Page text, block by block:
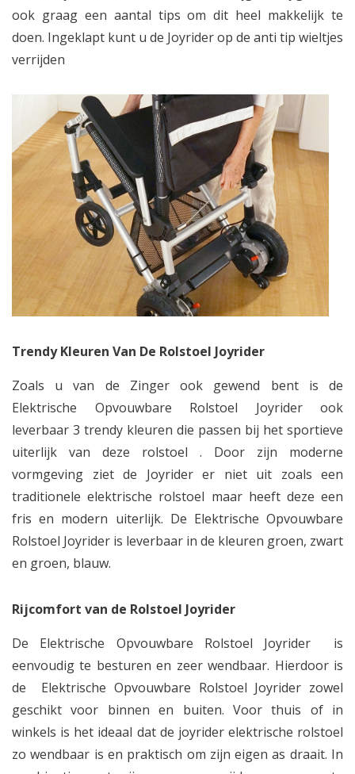
ook graag een aantal tips om dit heel makkelijk te
doen. Ingeklapt kunt u de Joyrider op de anti tip wieltjes
verrijden
Trendy Kleuren Van De Rolstoel Joyrider
Zoals u van de Zinger ook gewend bent is de
Elektrische Opvouwbare Rolstoel Joyrider ook
leverbaar 3 trendy kleuren die passen bij het sportieve
uiterlijk van deze rolstoel . Door zijn moderne
vormgeving ziet de Joyrider er niet uit zoals een
traditionele elektrische rolstoel maar heeft deze een
fris en modern uiterlijk. De Elektrische Opvouwbare
Rolstoel Joyrider is leverbaar in de kleuren groen, zwart
en groen, blauw.
Rijcomfort van de Rolstoel Joyrider
De Elektrische Opvouwbare Rolstoel Joyrider is
eenvoudig te besturen en zeer wendbaar. Hierdoor is
de Elektrische Opvouwbare Rolstoel Joyrider zowel
geschikt voor binnen en buiten. Voor thuis of in
winkels is het ideaal dat de joyrider elektrische rolstoel
zo wendbaar is en praktisch om zijn eigen as draait. In